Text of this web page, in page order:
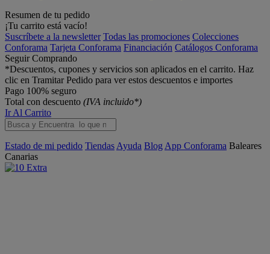
Resumen de tu pedido
¡Tu carrito está vacío!
Suscríbete a la newsletter Todas las promociones Colecciones
Conforama Tarjeta Conforama Financiación Catálogos Conforama
Seguir Comprando
*Descuentos, cupones y servicios son aplicados en el carrito. Haz
clic en Tramitar Pedido para ver estos descuentos e importes
Pago 100% seguro
Total con descuento (IVA incluido*)
Ir Al Carrito
Estado de mi pedido Tiendas Ayuda Blog App Conforama Baleares
Canarias